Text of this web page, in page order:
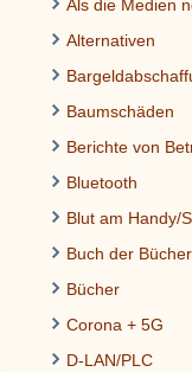
Als die Medien
Alternativen
Baumschäden
Berichte von
Bluetooth
Blut am Handy/
Buch der Bücher
Bücher
Corona + 5G
D-LAN/PLC